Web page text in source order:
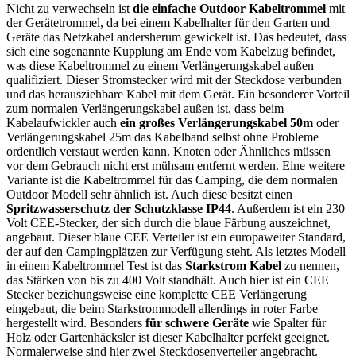
Nicht zu verwechseln ist die einfache Outdoor Kabeltrommel mit
der Gerätetrommel, da bei einem Kabelhalter für den Garten und
Geräte das Netzkabel andersherum gewickelt ist. Das bedeutet, dass
sich eine sogenannte Kupplung am Ende vom Kabelzug befindet,
was diese Kabeltrommel zu einem Verlängerungskabel außen
qualifiziert. Dieser Stromstecker wird mit der Steckdose verbunden
und das herausziehbare Kabel mit dem Gerät. Ein besonderer Vorteil
zum normalen Verlängerungskabel außen ist, dass beim
Kabelaufwickler auch ein großes Verlängerungskabel 50m oder
Verlängerungskabel 25m das Kabelband selbst ohne Probleme
ordentlich verstaut werden kann. Knoten oder Ähnliches müssen
vor dem Gebrauch nicht erst mühsam entfernt werden. Eine weitere
Variante ist die Kabeltrommel für das Camping, die dem normalen
Outdoor Modell sehr ähnlich ist. Auch diese besitzt einen
Spritzwasserschutz der Schutzklasse IP44. Außerdem ist ein 230
Volt CEE-Stecker, der sich durch die blaue Färbung auszeichnet,
angebaut. Dieser blaue CEE Verteiler ist ein europaweiter Standard,
der auf den Campingplätzen zur Verfügung steht. Als letztes Modell
in einem Kabeltrommel Test ist das Starkstrom Kabel zu nennen,
das Stärken von bis zu 400 Volt standhält. Auch hier ist ein CEE
Stecker beziehungsweise eine komplette CEE Verlängerung
eingebaut, die beim Starkstrommodell allerdings in roter Farbe
hergestellt wird. Besonders für schwere Geräte wie Spalter für
Holz oder Gartenhäcksler ist dieser Kabelhalter perfekt geeignet.
Normalerweise sind hier zwei Steckdosenverteiler angebracht.